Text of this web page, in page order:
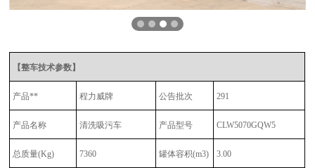
【整车技术参数】
产品** 程力威牌 公告批次 291
产品名称 清洗吸污车 产品型号 CLW5070GQW5
总质量(Kg) 7360 罐体容积(m3) 3.00